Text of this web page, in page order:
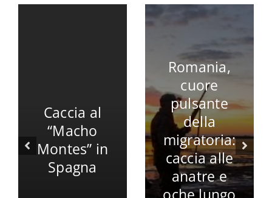
Caccia al
“Macho
Montes” in
Spagna
Romania,
cuore
pulsante
della
migratoria:
caccia alle
anatre e